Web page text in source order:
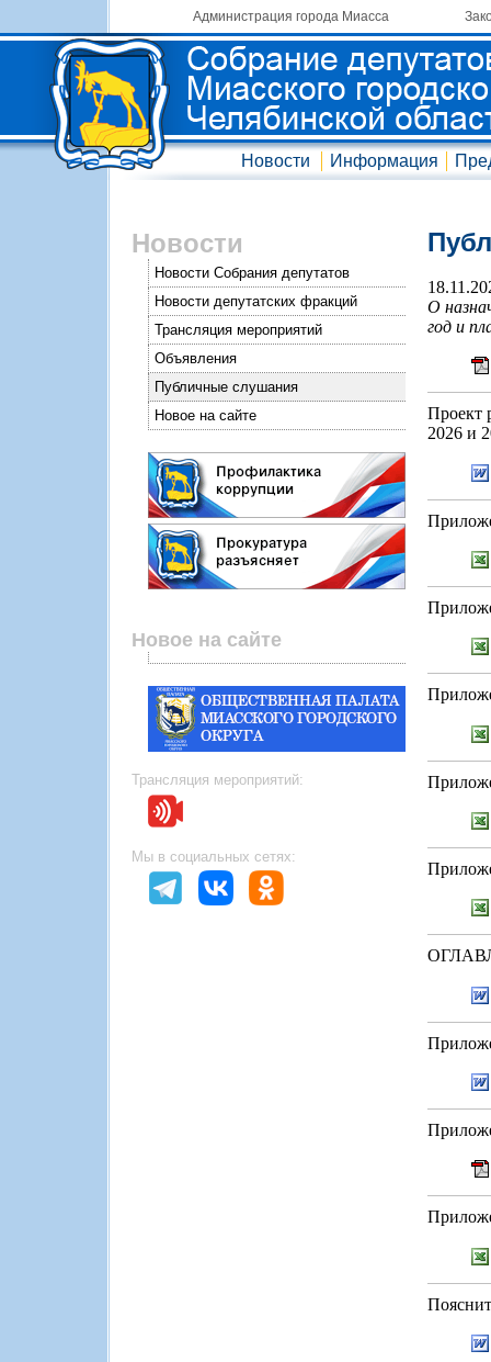
Администрация города Миасса
Новости Информация
Новости
Новости Собрания депутатов
Новости депутатских фракций
Трансляция мероприятий
Объявления
Публичные слушания
Новое на сайте
Новое на сайте
Трансляция мероприятий:
Мы в социальных сетях:
О
год и
Проект
2026 и